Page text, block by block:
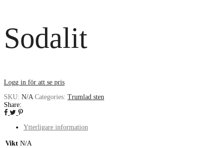
Sodalit
Logg in för att se pris
SKU: N/A Categories: Trumlad sten
Share:
Ytterligare information
Vikt N/A